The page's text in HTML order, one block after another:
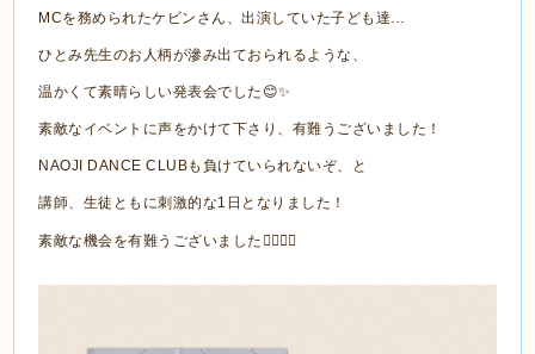
MCを務められたケビンさん、出演していた子ども達…
ひとみ先生のお人柄が滲み出ておられるような、
温かくて素晴らしい発表会でした😊✨
素敵なイベントに声をかけて下さり、有難うございました！
NAOJI DANCE CLUBも負けていられないぞ、と
講師、生徒ともに刺激的な1日となりました！
素敵な機会を有難うございました🙇🏻‍♂️✨